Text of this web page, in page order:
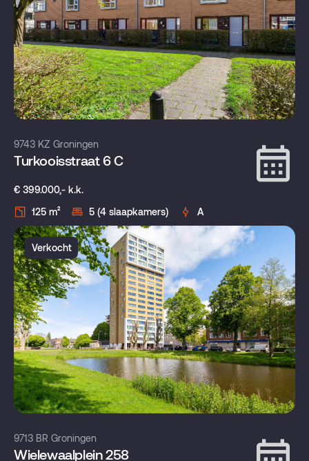
9743 KZ Groningen
Turkooisstraat 6 C
€ 399.000,- k.k.
125 m²
5 (4 slaapkamers) A
Verkocht
9713 BR Groningen
Wielewaalplein 258